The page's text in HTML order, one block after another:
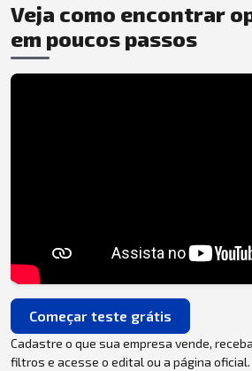
Veja como encontrar
em poucos passos
Começar teste grátis
Cadastre o que sua empresa vende,
filtros e acesse o edital ou a página oficial.